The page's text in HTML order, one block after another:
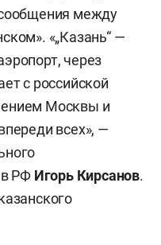
между
«„Казань“ —
через
с российской
Москвы и
всех», —
в РФ Игорь Кирсанов.